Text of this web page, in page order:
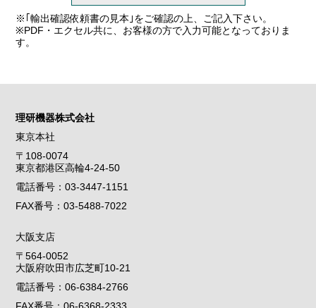
※｢輸出確認依頼書の見本｣をご確認の上、ご記入下さい。
※PDF・エクセル共に、お客様の方で入力可能となっておりま
す。
理研機器株式会社
東京本社
〒108-0074
東京都港区高輪4-24-50
電話番号：03-3447-1151
FAX番号：03-5488-7022
大阪支店
〒564-0052
大阪府吹田市広芝町10-21
電話番号：06-6384-2766
FAX番号：06-6368-2333